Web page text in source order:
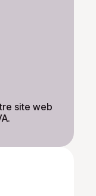
site web